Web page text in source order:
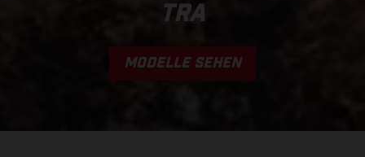
TRA
MODELLE SEHEN